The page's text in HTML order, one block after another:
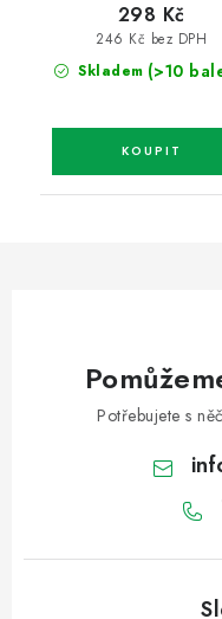
Skladem (>10
246 Kč bez DPH
298 Kč
Potřebujete s